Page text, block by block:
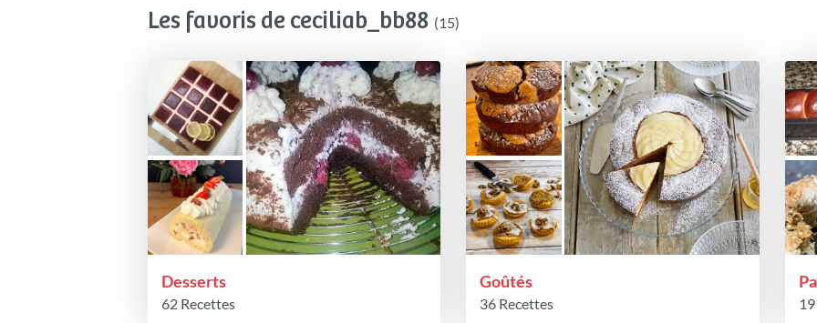
Les favoris de ceciliab_bb88 (15)
Desserts
62 Recettes
Goûtés
36 Recettes